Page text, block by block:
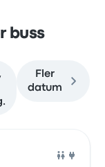
buss
Fler
datum